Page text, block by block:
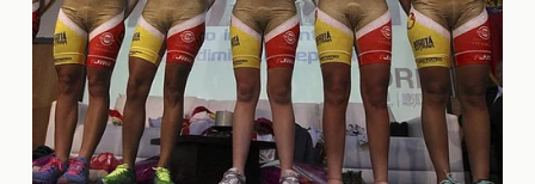
la afición del Valencia CF?
Los **fichajes** están generando un gran
entusiasmo entre la afición del Valencia CF. La
comunidad se siente optimista sobre el futuro del
equipo, ya que la llegada de nuevos talentos